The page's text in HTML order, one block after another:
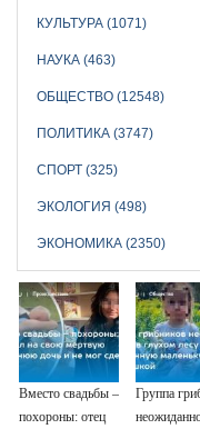
КУЛЬТУРА (1071)
НАУКА (463)
ОБЩЕСТВО (12548)
ПОЛИТИКА (3747)
СПОРТ (325)
ЭКОЛОГИЯ (498)
ЭКОНОМИКА (2350)
Вместо свадьбы –
похороны: отец
Группа